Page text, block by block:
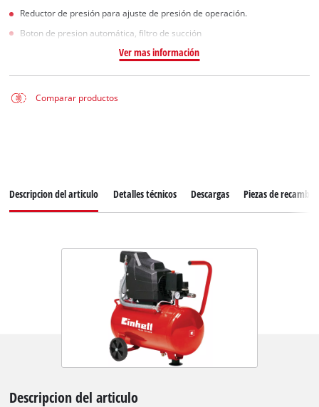
Reductor de presión para ajuste de presión de operación.
Boton de presion automática, filtro de succión
Ver mas información
Comparar productos
Descripcion del articulo Detalles técnicos Descargas Piezas de recambio
Descripcion del articulo